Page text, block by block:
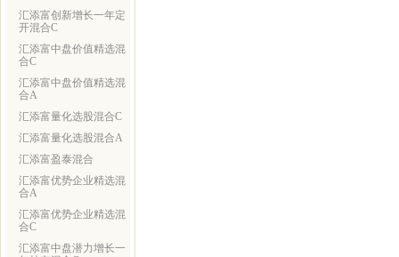
汇添富创新增长一年定
开混合C
汇添富中盘价值精选混
合C
汇添富中盘价值精选混
合A
汇添富量化选股混合C
汇添富量化选股混合A
汇添富盈泰混合
汇添富优势企业精选混
合A
汇添富优势企业精选混
合C
汇添富中盘潜力增长一